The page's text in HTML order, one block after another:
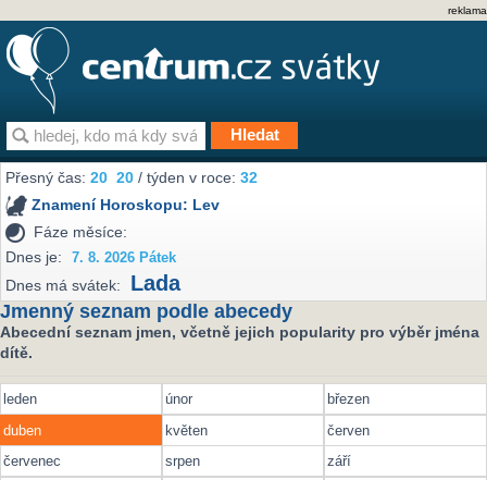
reklama
Přesný čas:20 20 / týden v roce:32
Znamení Horoskopu: Lev
Fáze měsíce:
Dnes je:
7. 8. 2026 Pátek
Dnes má svátek: Lada
Jmenný seznam podle abecedy
Abecední seznam jmen, včetně jejich popularity pro výběr jména
dítě.
leden únor
březen
duben
květen
červen
červenec
srpen
září